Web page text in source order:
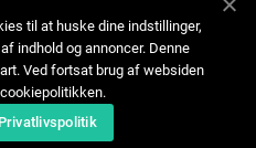
os
til at huske dine indstillinger,
indhold og annoncer. Denne
Ved fortsat brug af websiden
Privatlivspolitik